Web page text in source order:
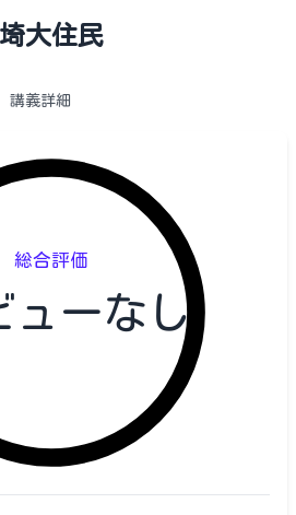
埼大住民
講義詳細
総合評価
ューなし